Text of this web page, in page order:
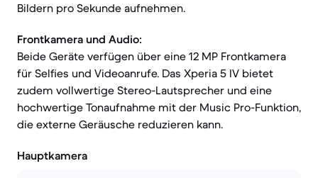
Bildern pro Sekunde aufnehmen.
Frontkamera und Audio:
Beide Geräte verfügen über eine 12 MP Frontkamera
für Selfies und Videoanrufe. Das Xperia 5 IV bietet
zudem vollwertige Stereo-Lautsprecher und eine
hochwertige Tonaufnahme mit der Music Pro-Funktion,
die externe Geräusche reduzieren kann.
Hauptkamera